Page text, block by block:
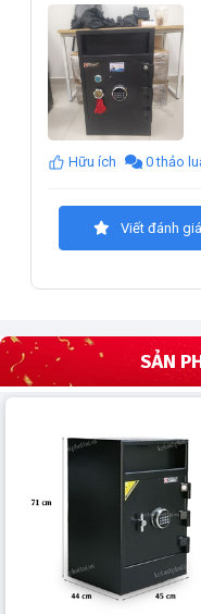
Hữu ích 0 thảo
Viết đánh giá
SẢN